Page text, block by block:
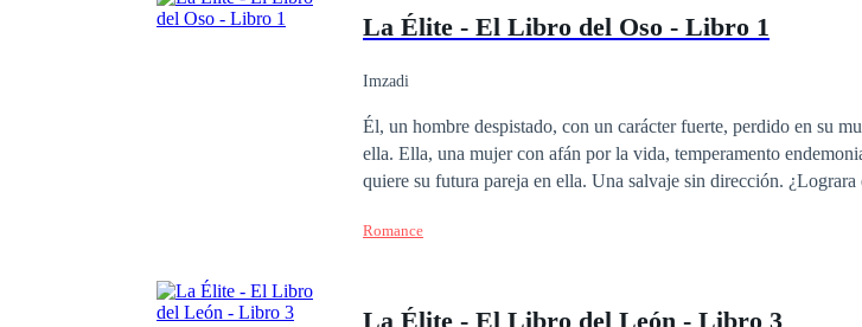
un deseo imposible de ignorar. Mientras el caso avanza y las
obsesión y decisiones moralmente ambiguas. Amar puede significar perderlo todo. Y
hasta dónde están dispuestos a llegar para ser libres, incluso si
La Élite - El Libro del Oso - Libro 1
Imzadi
Él, un hombre despistado, con un carácter fuerte, perdido en su
ella. Ella, una mujer con afán por la vida, temperamento
quiere su futura pareja en ella. Una salvaje sin dirección.
entre cruzan, dando a sus mundos, el misterio suficiente para
Romance
La Élite - El Libro del León - Libro 3